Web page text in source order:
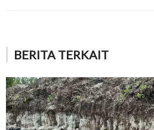
BERITA TERKAIT